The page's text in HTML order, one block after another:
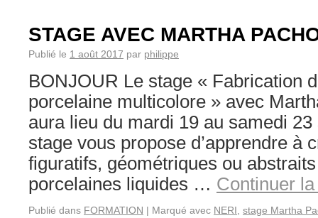
STAGE AVEC MARTHA
Publié le 1 août 2017 par philippe
BONJOUR Le stage « Fabrication
porcelaine multicolore » avec
aura lieu du mardi 19 au samedi
stage vous propose d’apprendre à
figuratifs, géométriques ou
porcelaines liquides … Continuer
Publié dans FORMATION | Marqué avec NERI stage Martha